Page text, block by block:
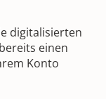
digitalisierten
einen
Konto